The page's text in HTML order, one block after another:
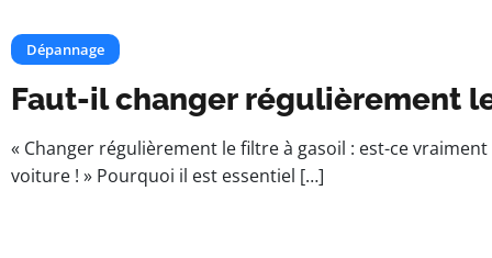
Dépannage
Faut-il changer régulièrement
« Changer régulièrement le filtre à gasoil : est-ce
voiture ! » Pourquoi il est essentiel […]